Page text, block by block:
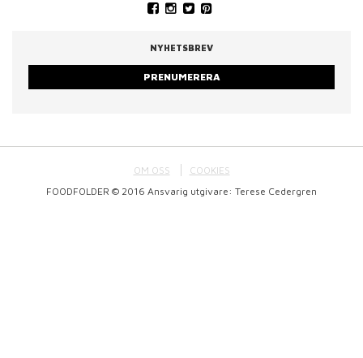
NYHETSBREV
PRENUMERERA
OM OSS
COOKIES
FOODFOLDER © 2016 Ansvarig utgivare: Terese Cedergren